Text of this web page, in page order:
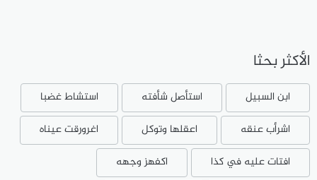
الأكثر بحثا
ابن السبيل استأصل شأفته
استشاط غضبا
اشرأب عنقه
اعقلها وتوكل
اغرورقت عيناه
افتات عليه في كذا
اكفهز وجهه